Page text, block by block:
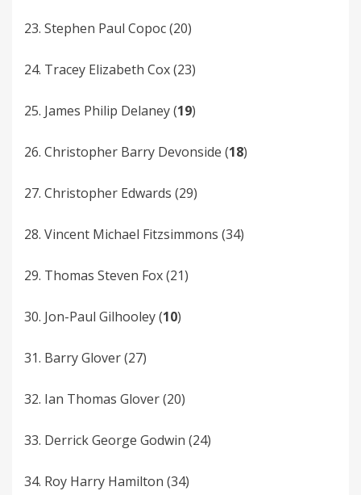
23. Stephen­ Paul Copoc (20)
24. Tracey Elizabeth Cox (23)
25. James­ Philip Delaney (19)
26. Christopher Barry Devonside (18)
27. Christopher Edwards (29)
28. Vincent Michael Fitzsimmons (34)
29. Thomas Steven Fox (21)
30. Jon-Paul Gilhooley (10)
31. Barry Glover (27)
32. Ian Thomas Glover­ (20)
33. Derrick­ George Godwin (24)
34. Roy Harry­ Hamilton (34)